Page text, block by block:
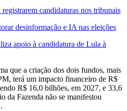
candidaturas nos tribunais
desinformação e IA nas eleições
apoio à candidatura de Lula à
que a criação dos dois fundos, mais
terá um impacto financeiro de R$
R$ 16,0 bilhões, em 2027, e 33,6
da Fazenda não se manifestou